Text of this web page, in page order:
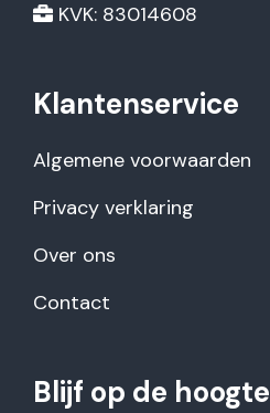
KVK: 83014608
Klantenservice
Algemene voorwaarden
Privacy verklaring
Over ons
Contact
Blijf op de hoogte